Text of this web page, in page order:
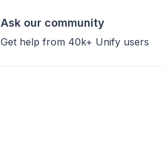
Ask our community
Get help from 40k+ Unify users